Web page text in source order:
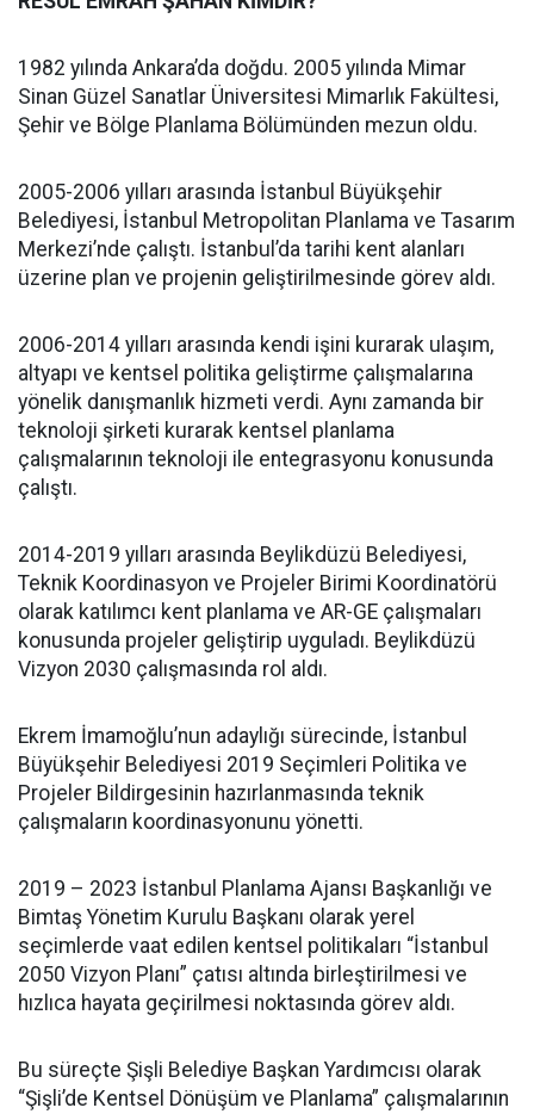
1982 yılında Ankara’da doğdu. 2005 yılında Mimar
Sinan Güzel Sanatlar Üniversitesi Mimarlık Fakültesi,
Şehir ve Bölge Planlama Bölümünden mezun oldu.
2005-2006 yılları arasında İstanbul Büyükşehir
Belediyesi, İstanbul Metropolitan Planlama ve Tasarım
Merkezi’nde çalıştı. İstanbul’da tarihi kent alanları
üzerine plan ve projenin geliştirilmesinde görev aldı.
2006-2014 yılları arasında kendi işini kurarak ulaşım,
altyapı ve kentsel politika geliştirme çalışmalarına
yönelik danışmanlık hizmeti verdi. Aynı zamanda bir
teknoloji şirketi kurarak kentsel planlama
çalışmalarının teknoloji ile entegrasyonu konusunda
çalıştı.
2014-2019 yılları arasında Beylikdüzü Belediyesi,
Teknik Koordinasyon ve Projeler Birimi Koordinatörü
olarak katılımcı kent planlama ve AR-GE çalışmaları
konusunda projeler geliştirip uyguladı. Beylikdüzü
Vizyon 2030 çalışmasında rol aldı.
Ekrem İmamoğlu’nun adaylığı sürecinde, İstanbul
Büyükşehir Belediyesi 2019 Seçimleri Politika ve
Projeler Bildirgesinin hazırlanmasında teknik
çalışmaların koordinasyonunu yönetti.
2019 – 2023 İstanbul Planlama Ajansı Başkanlığı ve
Bimtaş Yönetim Kurulu Başkanı olarak yerel
seçimlerde vaat edilen kentsel politikaları “İstanbul
2050 Vizyon Planı” çatısı altında birleştirilmesi ve
hızlıca hayata geçirilmesi noktasında görev aldı.
Bu süreçte Şişli Belediye Başkan Yardımcısı olarak
“Şişli’de Kentsel Dönüşüm ve Planlama” çalışmalarının